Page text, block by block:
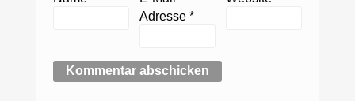
Adresse *